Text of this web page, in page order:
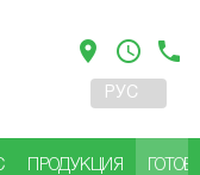
location_on access_time phone
РУС
ПРОДУКЦИЯ